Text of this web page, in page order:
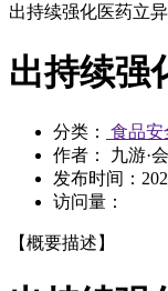
出持续强化医药立
出持续强
分类：
食品安
作者： 九游·
发布时间：
访问量：
【概要描述】